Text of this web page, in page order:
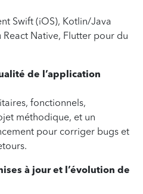
Swift (iOS), Kotlin/Java
Native, Flutter pour du
de l’application
fonctionnels,
méthodique, et un
pour corriger bugs et
à jour et l’évolution de